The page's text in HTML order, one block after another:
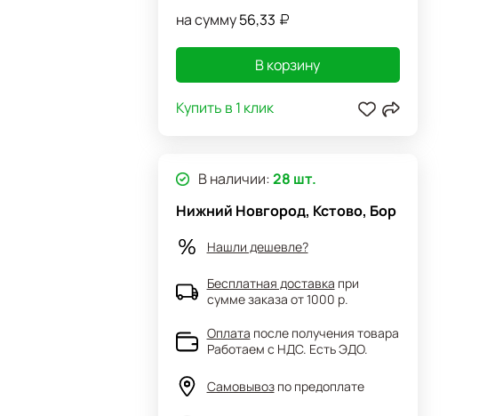
на сумму 56,33
В корзину
Купить в 1 клик
В наличии:28 шт.
Нижний Новгород, Кстово, Бор
Нашли дешевле?
Бесплатная доставка при
сумме заказа от 1000 р.
Оплата после получения товара
Работаем с НДС. Есть ЭДО.
Самовывоз по предоплате